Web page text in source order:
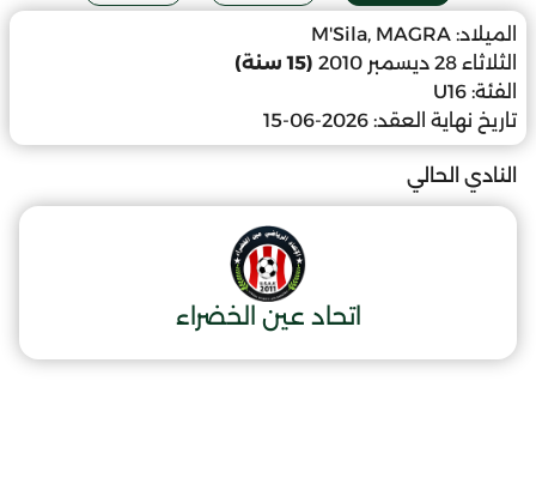
الميلاد: M'Sila, MAGRA
الثلاثاء 28 ديسمبر 2010
(15 سنة)
الفئة: U16
تاريخ نهاية العقد: 2026-06-15
النادي الحالي
اتحاد عين الخضراء